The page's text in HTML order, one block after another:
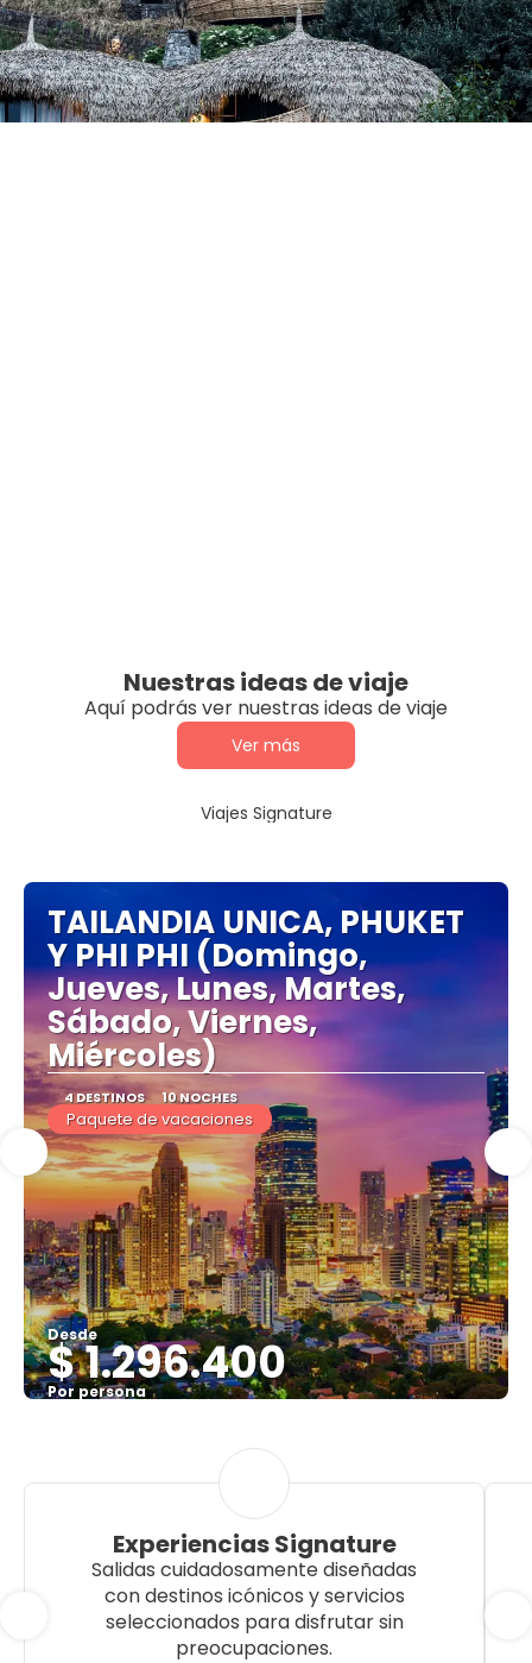
Nuestras ideas de viaje
Aquí podrás ver nuestras ideas de viaje
Ver más
Viajes Signature
TAILANDIA UNICA, PHUKET
Y PHI PHI (Domingo,
Jueves, Lunes, Martes,
Sábado, Viernes,
Miércoles)
4 DESTINOS 10 NOCHES
Paquete de vacaciones
Desde
$ 1.296.400
Por persona
Experiencias Signature
Salidas cuidadosamente diseñadas
con destinos icónicos y servicios
seleccionados para disfrutar sin
preocupaciones.